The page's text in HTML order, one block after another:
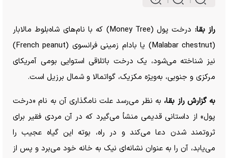
راز بقا:
درخت پول (Money Tree) که با نام‌های شاه‌بلوط مالابار
(Malabar chestnut) یا بادام زمینی فرانسوی (French peanut)
نیز شناخته می‌شود، یک درخت باتلاقی استوایی بومی آمریکای
مرکزی و جنوبی، به‌ویژه مکزیک، گواتمالا و شمال برزیل است.
به گزارش راز بقا، به نظر می‌رسد علت نامگذاری آن به نام «درخت
پول» از داستانی قدیمی منشأ می‌گیرد که در آن مردی فقیر برای
ثروتمند شدن دعا می‌کند و در راه، بوته این گیاه عجیب را
می‌یابد، آن را به عنوان نشانه‌ای نیک به خانه خود می‌برد و پس از